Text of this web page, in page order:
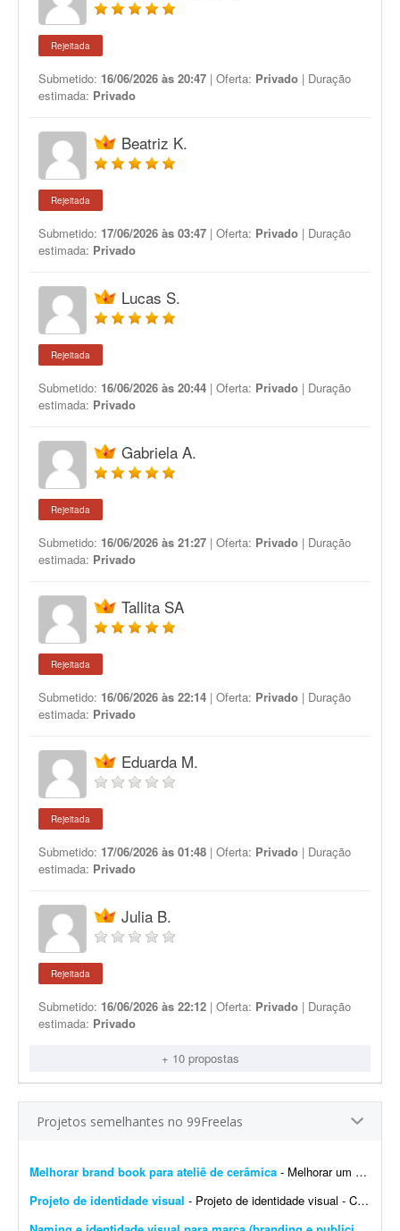
Rejeitada
Submetido: 16/06/2026 às 20:47 | Oferta: Privado | Duração
estimada: Privado
Beatriz K.
Rejeitada
Submetido: 17/06/2026 às 03:47 | Oferta: Privado | Duração
estimada: Privado
Lucas S.
Rejeitada
Submetido: 16/06/2026 às 20:44 | Oferta: Privado | Duração
estimada: Privado
Gabriela A.
Rejeitada
Submetido: 16/06/2026 às 21:27 | Oferta: Privado | Duração
estimada: Privado
Tallita SA
Rejeitada
Submetido: 16/06/2026 às 22:14 | Oferta: Privado | Duração
estimada: Privado
Eduarda M.
Rejeitada
Submetido: 17/06/2026 às 01:48 | Oferta: Privado | Duração
estimada: Privado
Julia B.
Rejeitada
Submetido: 16/06/2026 às 22:12 | Oferta: Privado | Duração
estimada: Privado
+ 10 propostas
Projetos semelhantes no 99Freelas
Melhorar brand book para ateliê de cerâmica - Melhorar um brand book existente para um ateliê de cerâmica, além de toda a parte de papelaria; por exemplo: - Essência da marca - Propósito - Missão - Vis&a...
Projeto de identidade visual - Projeto de identidade visual - CJ Gonçalves 1. Sobre o projeto Estamos desenvolvendo a nova identidade visual da CJ Gonçalves, uma empresa do segmento imobiliário que atua co...